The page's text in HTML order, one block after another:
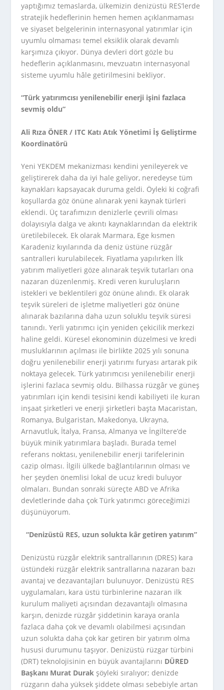
yaptığımız temaslarda, ülkemizin denizüstü RES’lerde
stratejik hedeflerinin hemen hemen açıklanmaması
ve siyaset belgelerinin internasyonal yatırımlar için
uyumlu olmaması temel eksiklik olarak devamlı
karşımıza çıkıyor. Dünya devleri dört gözle bu
hedeflerin açıklanmasını, mevzuatın internasyonal
sisteme uyumlu hâle getirilmesini bekliyor.
“Türk yatırımcısı yenilenebilir enerji işini fazlaca
sevmiş oldu”
Ali Rıza ÖNER / ITC Katı Atık Yönetimi İş Geliştirme
Koordinatörü
Yeni YEKDEM mekanizması kendini yenileyerek ve
geliştirerek daha da iyi hale geliyor, neredeyse tüm
kaynakları kapsayacak duruma geldi. Öyleki ki coğrafi
koşullarda göz önüne alınarak yeni kaynak türleri
eklendi. Üç tarafımızın denizlerle çevrili olması
dolayısıyla dalga ve akıntı kaynaklarından da elektrik
üretilebilecek. Ek olarak Marmara, Ege kısmen
Karadeniz kıyılarında da deniz üstüne rüzgâr
santralleri kurulabilecek. Fiyatlama yapılırken İlk
yatırım maliyetleri göze alınarak teşvik tutarları ona
nazaran düzenlenmiş. Kredi veren kuruluşların
istekleri ve beklentileri göz önüne alındı. Ek olarak
teşvik süreleri de işletme maliyetleri göz önüne
alınarak bazılarına daha uzun soluklu teşvik süresi
tanındı. Yerli yatırımcı için yeniden çekicilik merkezi
haline geldi. Küresel ekonominin düzelmesi ve kredi
musluklarının açılması ile birlikte 2025 yılı sonuna
doğru yenilenebilir enerji yatırımı furyası artarak pik
noktaya gelecek. Türk yatırımcısı yenilenebilir enerji
işlerini fazlaca sevmiş oldu. Bilhassa rüzgâr ve güneş
yatırımları için kendi tesisini kendi kabiliyeti ile kuran
inşaat şirketleri ve enerji şirketleri başta Macaristan,
Romanya, Bulgaristan, Makedonya, Ukrayna,
Arnavutluk, İtalya, Fransa, Almanya ve İngiltere’de
büyük minik yatırımlara başladı. Burada temel
referans noktası, yenilenebilir enerji tarifelerinin
cazip olması. İlgili ülkede bağlantılarının olması ve
her şeyden önemlisi lokal de ucuz kredi buluyor
olmaları. Bundan sonraki süreçte ABD ve Afrika
devletlerinde daha çok Türk yatırımcı göreceğimizi
düşünüyorum.
“Denizüstü RES, uzun solukta kâr getiren yatırım”
Denizüstü rüzgâr elektrik santrallarının (DRES) kara
üstündeki rüzgâr elektrik santrallarına nazaran bazı
avantaj ve dezavantajları bulunuyor. Denizüstü RES
uygulamaları, kara üstü türbinlerine nazaran ilk
kurulum maliyeti açısından dezavantajlı olmasına
karşın, denizde rüzgâr şiddetinin karaya oranla
fazlaca daha çok ve devamlı olabilmesi açısından
uzun solukta daha çok kar getiren bir yatırım olma
hususi durumunu taşıyor. Denizüstü rüzgar türbini
(DRT) teknolojisinin en büyük avantajlarını DÜRED
Başkanı Murat Durak şöyleki sıralıyor; denizde
rüzgarın daha yüksek şiddete olması sebebiyle artan